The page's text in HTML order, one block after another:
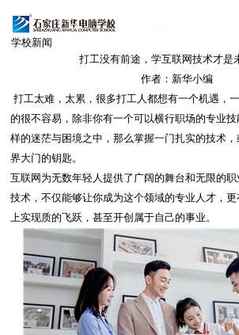
学校新闻
打工没有前途，学互联网技术才是
作者：新华小编
打工太难，太累，很多打工人都想有一个机遇，
的很不容易，除非你有一个可以横行职场的专业
样的迷茫与困境之中，那么掌握一门扎实的技术
界大门的钥匙。
互联网为无数年轻人提供了广阔的舞台和无限的
技术，不仅能够让你成为这个领域的专业人才，
上实现质的飞跃，甚至开创属于自己的事业。